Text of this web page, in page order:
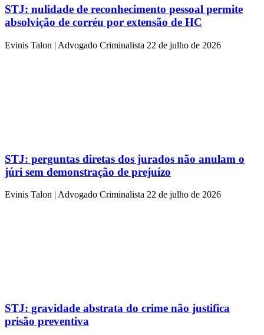
STJ: nulidade de reconhecimento pessoal permite
absolvição de corréu por extensão de HC
Evinis Talon | Advogado Criminalista 22 de julho de 2026
STJ: perguntas diretas dos jurados não anulam o
júri sem demonstração de prejuízo
Evinis Talon | Advogado Criminalista 22 de julho de 2026
STJ: gravidade abstrata do crime não justifica
prisão preventiva